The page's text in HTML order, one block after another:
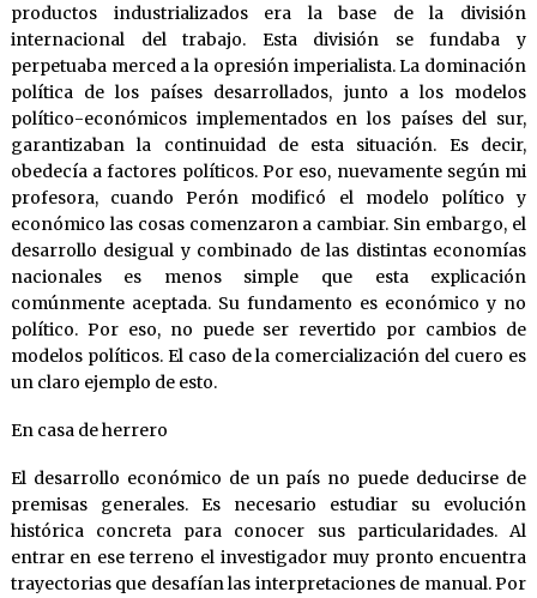
productos industrializados era la base de la división
internacional del trabajo. Esta división se fundaba y
perpetuaba merced a la opresión imperialista. La dominación
política de los países desarrollados, junto a los modelos
político-económicos implementados en los países del sur,
garantizaban la continuidad de esta situación. Es decir,
obedecía a factores políticos. Por eso, nuevamente según mi
profesora, cuando Perón modificó el modelo político y
económico las cosas comenzaron a cambiar. Sin embargo, el
desarrollo desigual y combinado de las distintas economías
nacionales es menos simple que esta explicación
comúnmente aceptada. Su fundamento es económico y no
político. Por eso, no puede ser revertido por cambios de
modelos políticos. El caso de la comercialización del cuero es
un claro ejemplo de esto.
En casa de herrero
El desarrollo económico de un país no puede deducirse de
premisas generales. Es necesario estudiar su evolución
histórica concreta para conocer sus particularidades. Al
entrar en ese terreno el investigador muy pronto encuentra
trayectorias que desafían las interpretaciones de manual. Por